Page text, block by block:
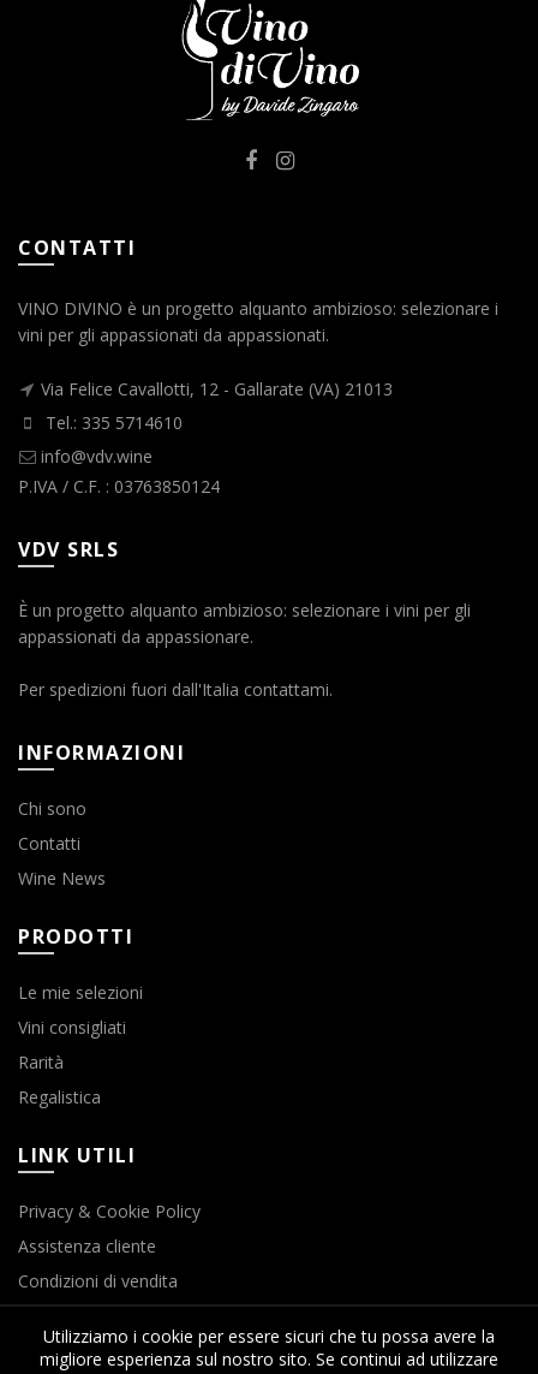
CONTATTI
VINO DIVINO è un progetto alquanto ambizioso: selezionare i
vini per gli appassionati da appassionati.
Via Felice Cavallotti, 12 - Gallarate (VA) 21013
Tel.: 335 5714610
info@vdv.wine
P.IVA / C.F. : 03763850124
VDV SRLS
È un progetto alquanto ambizioso: selezionare i vini per gli
appassionati da appassionare.
Per spedizioni fuori dall'Italia contattami.
INFORMAZIONI
Chi sono
Contatti
Wine News
PRODOTTI
Le mie selezioni
Vini consigliati
Rarità
Regalistica
LINK UTILI
Privacy & Cookie Policy
Assistenza cliente
Condizioni di vendita
Utilizziamo i cookie per essere sicuri che tu possa avere la
migliore esperienza sul nostro sito. Se continui ad utilizzare